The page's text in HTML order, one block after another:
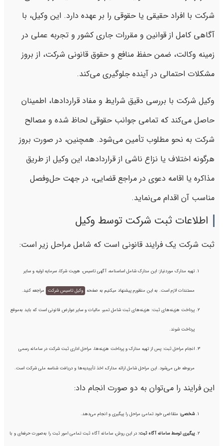
شرکت با افراد حقیقی یا حقوقی را بر عهده دارد. این وکیل، با
آگاهی کامل از قوانین و مقررات جاری کشور و تجربه عملی در
زمینه وکالت، ضمن حفظ منافع و حقوق قانونی شرکت، از بروز
مشکلات احتمالی در آینده جلوگیری می‌کند.
وکیل شرکت با بررسی دقیق شرایط و مفاد قراردادها، اطمینان
حاصل می‌کند که تمامی جوانب حقوقی لحاظ شده و مصالح
شرکت به نحو مطلوب تأمین می‌شود. همچنین، در صورت بروز
هرگونه اختلاف یا نزاع ناشی از قراردادها، این وکیل از طریق
مذاکره یا اقامه دعوی در مراجع قضایی، در جهت حل‌وفصل
مناسب آن اقدام می‌نماید.
اطلاعات ثبت شرکت توسط وکیل
ثبت شرکت یک فرایند قانونی است که شامل مراحل زیر است:
تهیه مدارک موردنیاز: این مدارک شامل اساسنامه، آگهی تاسیس، هویت شرکا، سرمایه اولیه و سایر
مستندات لازم است. به این منظورم پیشنهاد میکنیم به صفحه وکیل تاسیس شرکت مراجعه کنید.
پرداخت هزینه‌های ثبت: هزینه‌های ثبت شامل تمبر، مالیات و سایر عوارض قانونی است که باید به‌موقع
پرداخت شوند.
انجام مراحل ثبت: پس از تهیه مدارک و پرداخت هزینه‌ها، مراحل اداری ثبت شرکت در سامانه رسمی
مربوطه طی می‌شود. این مراحل شامل ارائه مدارک، اخذ تأییدیه‌ها و دریافت شناسه ملی شرکت است.
این فرایند را می‌توان به دو صورت انجام داد:
شخصی: متقاضی خود تمامی مراحل را پیگیری و انجام می‌دهد.
پیگیری توسط سامانه آگاه ثبت: در این روش، سامانه آگاه ثبت تمامی امور ثبت را به‌صورت حرفه‌ای و با